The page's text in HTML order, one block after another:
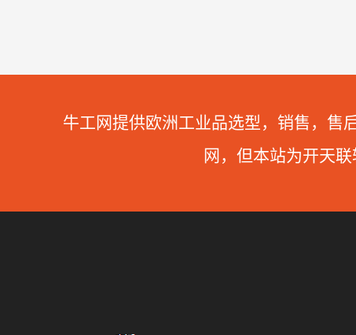
牛工网提供欧洲工业品选型，销售，售
网，但本站为开天联